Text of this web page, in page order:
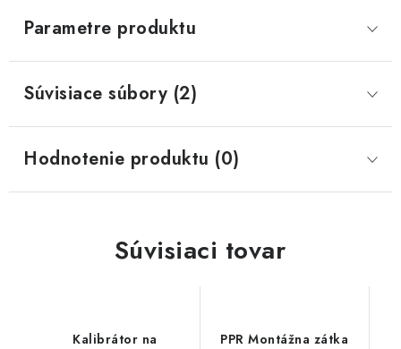
Parametre produktu
Súvisiace súbory (2)
Hodnotenie produktu (0)
Súvisiaci tovar
Kalibrátor na
PPR Montážna zátka